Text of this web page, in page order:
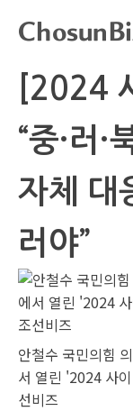
[2024
“중·러·
자체 대
러야”
안철수 국민의힘
서 열린 '2024 사
선비즈